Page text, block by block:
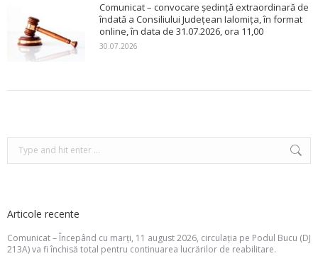
Comunicat – convocare ședință extraordinară de
îndată a Consiliului Județean Ialomița, în format
online, în data de 31.07.2026, ora 11,00
30.07.2026
Articole recente
Comunicat – Începând cu marți, 11 august 2026, circulația pe Podul Bucu (DJ
213A) va fi închisă total pentru continuarea lucrărilor de reabilitare.